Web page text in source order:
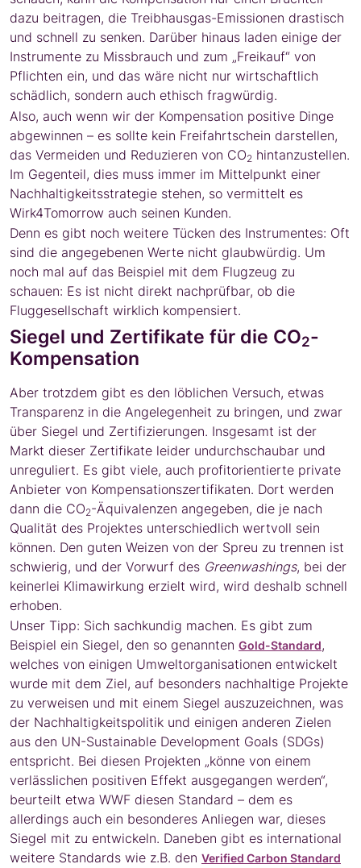
dazu beitragen, die Treibhausgas-Emissionen drastisch
und schnell zu senken. Darüber hinaus laden einige der
Instrumente zu Missbrauch und zum „Freikauf“ von
Pflichten ein, und das wäre nicht nur wirtschaftlich
schädlich, sondern auch ethisch fragwürdig.
Also, auch wenn wir der Kompensation positive Dinge
abgewinnen – es sollte kein Freifahrtschein darstellen,
das Vermeiden und Reduzieren von CO2 hintanzustellen.
Im Gegenteil, dies muss immer im Mittelpunkt einer
Nachhaltigkeitsstrategie stehen, so vermittelt es
Wirk4Tomorrow auch seinen Kunden.
Denn es gibt noch weitere Tücken des Instrumentes: Oft
sind die angegebenen Werte nicht glaubwürdig. Um
noch mal auf das Beispiel mit dem Flugzeug zu
schauen: Es ist nicht direkt nachprüfbar, ob die
Fluggesellschaft wirklich kompensiert.
Siegel und Zertifikate für die CO2-
Kompensation
Aber trotzdem gibt es den löblichen Versuch, etwas
Transparenz in die Angelegenheit zu bringen, und zwar
über Siegel und Zertifizierungen. Insgesamt ist der
Markt dieser Zertifikate leider undurchschaubar und
unreguliert. Es gibt viele, auch profitorientierte private
Anbieter von Kompensationszertifikaten. Dort werden
dann die CO2-Äquivalenzen angegeben, die je nach
Qualität des Projektes unterschiedlich wertvoll sein
können. Den guten Weizen von der Spreu zu trennen ist
schwierig, und der Vorwurf des Greenwashings, bei der
keinerlei Klimawirkung erzielt wird, wird deshalb schnell
erhoben.
Unser Tipp: Sich sachkundig machen. Es gibt zum
Beispiel ein Siegel, den so genannten Gold-Standard,
welches von einigen Umweltorganisationen entwickelt
wurde mit dem Ziel, auf besonders nachhaltige Projekte
zu verweisen und mit einem Siegel auszuzeichnen, was
der Nachhaltigkeitspolitik und einigen anderen Zielen
aus den UN-Sustainable Development Goals (SDGs)
entspricht. Bei diesen Projekten „könne von einem
verlässlichen positiven Effekt ausgegangen werden“,
beurteilt etwa WWF diesen Standard – dem es
allerdings auch ein besonderes Anliegen war, dieses
Siegel mit zu entwickeln. Daneben gibt es international
weitere Standards wie z.B. den Verified Carbon Standard